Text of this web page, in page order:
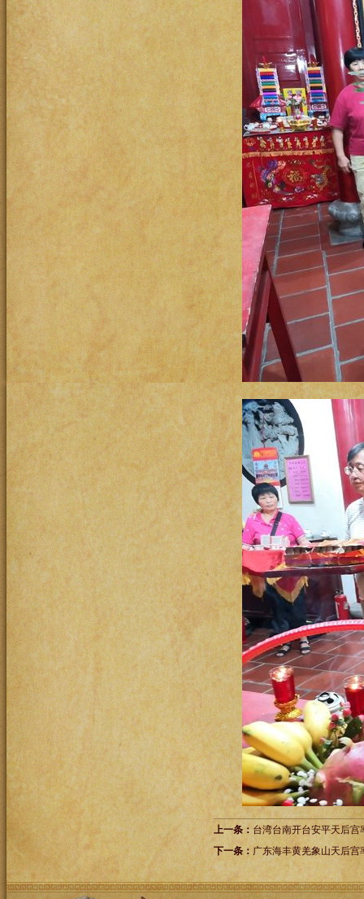
上一条： 台湾台南开台安平天后
下一条： 广东海丰黄羌象山天后